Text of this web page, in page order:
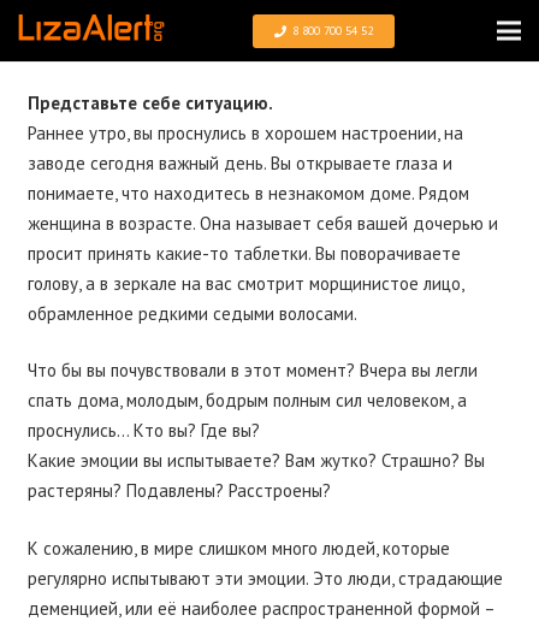
8 800 700 54 52
Представьте себе ситуацию.
Раннее утро, вы проснулись в хорошем настроении, на
заводе сегодня важный день. Вы открываете глаза и
понимаете, что находитесь в незнакомом доме. Рядом
женщина в возрасте. Она называет себя вашей дочерью и
просит принять какие-то таблетки. Вы поворачиваете
голову, а в зеркале на вас смотрит морщинистое лицо,
обрамленное редкими седыми волосами.
Что бы вы почувствовали в этот момент? Вчера вы легли
спать дома, молодым, бодрым полным сил человеком, а
проснулись… Кто вы? Где вы?
Какие эмоции вы испытываете? Вам жутко? Страшно? Вы
растеряны? Подавлены? Расстроены?
К сожалению, в мире слишком много людей, которые
регулярно испытывают эти эмоции. Это люди, страдающие
деменцией, или её наиболее распространенной формой –